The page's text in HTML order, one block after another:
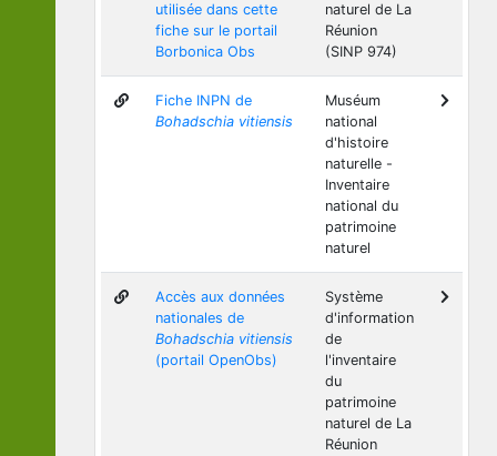
utilisée dans cette
fiche sur le portail
Borbonica Obs
naturel de La
Réunion
(SINP 974)
Fiche INPN de
Bohadschia vitiensis
Muséum
national
d'histoire
naturelle -
Inventaire
national du
patrimoine
naturel
Accès aux données
nationales de
Bohadschia vitiensis
(portail OpenObs)
Système
d'information
de
l'inventaire
du
patrimoine
naturel de La
Réunion